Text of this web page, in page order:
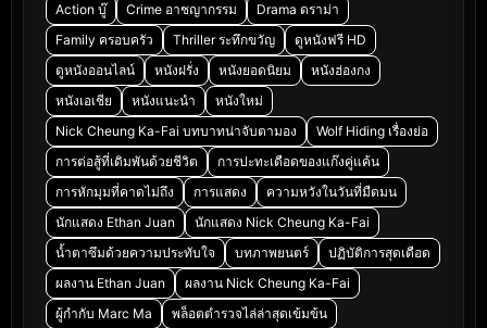
Action บู๊ Crime อาชญากรรม
Drama ดราม่า
Family ครอบครัว
Thriller ระทึกขวัญ
ดูหนังฟรี HD
ดูหนังออนไลน์
หนังฝรั่ง หนังยอดนิยม
หนังฮ่องกง
หนังเอเชีย
หนังแนะนำ
หนังใหม่
Nick Cheung Ka-Fai บทบาทน่าจับตามอง
Wolf Hiding เรื่องย่อ
การต่อสู้ที่เดิมพันด้วยชีวิต
การปะทะเดือดของแก๊งคู่แค้น
การหักมุมที่คาดไม่ถึง
การแสดง
ความหวังในวันที่มืดมน
นักแสดง Ethan Juan
นักแสดง Nick Cheung Ka-Fai
น้ำตาซึมด้วยความประทับใจ
บทภาพยนตร์
ปฏิบัติการสุดเดือด
ผลงาน Ethan Juan
ผลงาน Nick Cheung Ka-Fai
ผู้กำกับ Marc Ma
พล็อตตำรวจไล่ล่าสุดเข้มข้น